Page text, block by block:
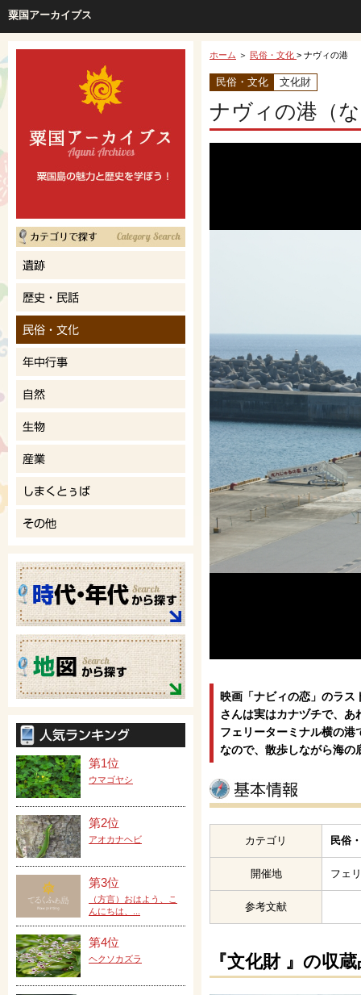
粟国アーカイブス
ホーム ＞ 民俗・文化 > ナヴィの港
民俗・文化 文化財
ナヴィの港（
映画「ナビィの恋」のラ
さんは実はカナヅチで、あ
フェリーターミナル横の
なので、散歩しながら海の
カテゴリ 民俗
開催地 フェ
参考文献
『文化財 』の収
第1位
ウマゴヤシ
第2位
アオカナヘビ
第3位
（方言）おはよう、こ
んにちは、...
第4位
ヘクソカズラ